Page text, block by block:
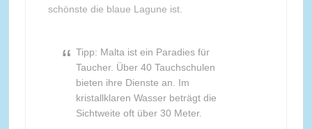
schönste die blaue Lagune ist.
Tipp: Malta ist ein Paradies für
Taucher. Über 40 Tauchschulen
bieten ihre Dienste an. Im
kristallklaren Wasser beträgt die
Sichtweite oft über 30 Meter.